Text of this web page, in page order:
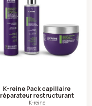
K-reine Pack capillaire
réparateur restructurant
K-reine